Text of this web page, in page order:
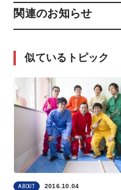
関連のお知らせ
似ているトピック
ABOUT 2016.10.04